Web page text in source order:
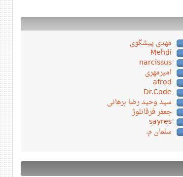
مهدی پیشگوی
Mehdi
narcissus
امیرمهری
afrod
Dr.Code
سید وحید رضا برهانی
جعفر فرقانلوژ
sayres
سلمان م.